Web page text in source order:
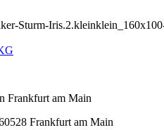
Frankfurt am Main
Frankfurt am Main